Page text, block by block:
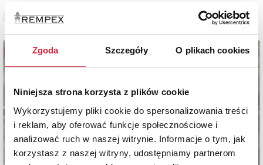
Zgoda Szczegóły O plikach cookies
Niniejsza strona korzysta z plików cookie
Wykorzystujemy pliki cookie do spersonalizowania treści
i reklam, aby oferować funkcje społecznościowe i
analizować ruch w naszej witrynie. Informacje o tym, jak
korzystasz z naszej witryny, udostępniamy partnerom
Zobacz pełne informacje